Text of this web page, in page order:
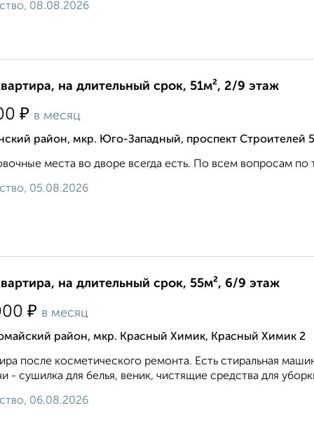
08.08.2026
на длительный срок, 51м², 2/9 этаж
₽ в месяц
район, мкр. Юго-Западный, проспект Строителей
места во дворе всегда есть. По всем вопросам по
05.08.2026
на длительный срок, 55м², 6/9 этаж
₽ в месяц
район, мкр. Красный Химик, Красный Химик 2
после косметического ремонта. Есть стиральная
- сушилка для белья, веник, чистящие средства для
06.08.2026